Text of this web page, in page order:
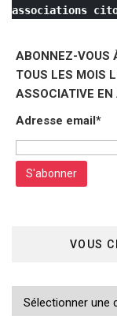
associations
ABONNEZ-VOUS
TOUS LES MOIS
ASSOCIATIVE EN
Adresse email*
VOUS
Vous